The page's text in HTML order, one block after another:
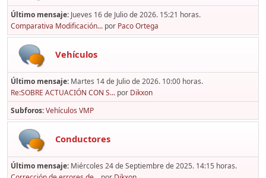
Último mensaje: Jueves 16 de Julio de 2026. 15:21 horas.
Comparativa Modificación... por Paco Ortega
Vehículos
Último mensaje: Martes 14 de Julio de 2026. 10:00 horas.
Re:SOBRE ACTUACIÓN CON S... por Dikxon
Subforos Vehículos VMP
Conductores
Último mensaje: Miércoles 24 de Septiembre de 2025. 14:15 horas.